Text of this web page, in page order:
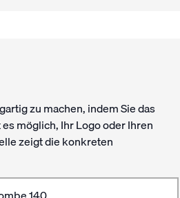
zu machen, indem Sie das
möglich, Ihr Logo oder Ihren
zeigt die konkreten